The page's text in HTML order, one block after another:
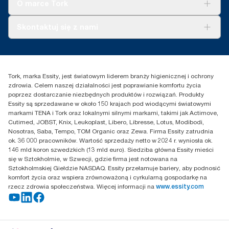
Reklamacja produktu
Przedstawiciele handlowi
Puławska 180
02-670 Warszawa
Polska
Tork, marka Essity, jest światowym liderem branży higienicznej i ochrony
zdrowia. Celem naszej działalności jest poprawianie komfortu życia
poprzez dostarczanie niezbędnych produktów i rozwiązań. Produkty
Essity są sprzedawane w około 150 krajach pod wiodącymi światowymi
markami TENA i Tork oraz lokalnymi silnymi markami, takimi jak Actimove,
Cutimed, JOBST, Knix, Leukoplast, Libero, Libresse, Lotus, Modibodi,
Nosotras, Saba, Tempo, TOM Organic oraz Zewa. Firma Essity zatrudnia
ok. 36 000 pracowników. Wartość sprzedaży netto w 2024 r. wyniosła ok.
146 mld koron szwedzkich (13 mld euro). Siedziba główna Essity mieści
się w Sztokholmie, w Szwecji, gdzie firma jest notowana na
Sztokholmskiej Giełdzie NASDAQ. Essity przełamuje bariery, aby podnosić
komfort życia oraz wspiera zrównoważoną i cyrkularną gospodarkę na
rzecz zdrowia społeczeństwa. Więcej informacji na www.essity.com